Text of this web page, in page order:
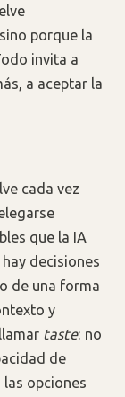
porque la
invita a
a aceptar la
cada vez
que la IA
decisiones
de una forma
y
taste: no
de
opciones